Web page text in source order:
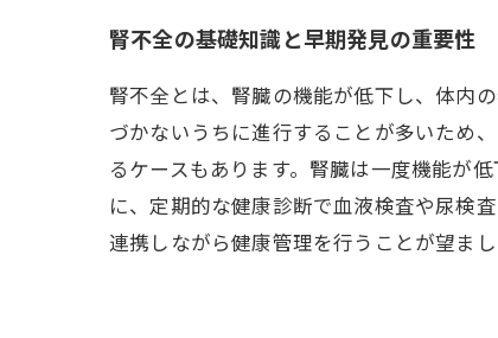
腎不全の基礎知識と早期発見の重要性
腎不全とは、腎臓の機能が低下し、体内
づかないうちに進行することが多いため
るケースもあります。腎臓は一度機能が
に、定期的な健康診断で血液検査や尿検
連携しながら健康管理を行うことが望まし